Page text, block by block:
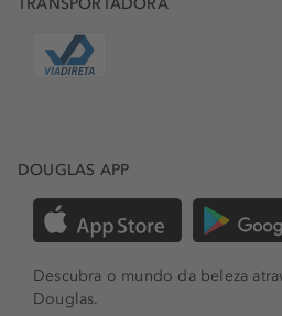
TRANSPORTADORA
DOUGLAS APP
Descubra o mundo da beleza
Douglas.